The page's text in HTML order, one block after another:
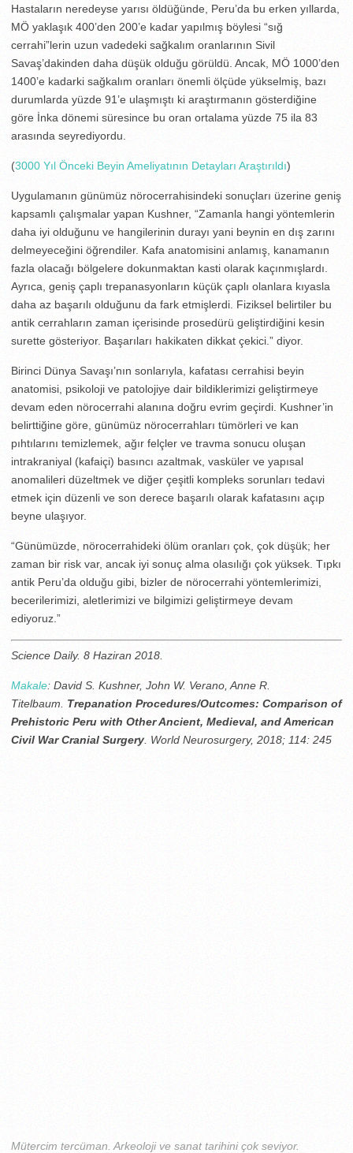
Hastaların neredeyse yarısı öldüğünde, Peru’da bu erken yıllarda,
MÖ yaklaşık 400’den 200’e kadar yapılmış böylesi “sığ
cerrahi”lerin uzun vadedeki sağkalım oranlarının Sivil
Savaş’dakinden daha düşük olduğu görüldü. Ancak, MÖ 1000’den
1400’e kadarki sağkalım oranları önemli ölçüde yükselmiş, bazı
durumlarda yüzde 91’e ulaşmıştı ki araştırmanın gösterdiğine
göre İnka dönemi süresince bu oran ortalama yüzde 75 ila 83
arasında seyrediyordu.
(3000 Yıl Önceki Beyin Ameliyatının Detayları Araştırıldı)
Uygulamanın günümüz nörocerrahisindeki sonuçları üzerine geniş
kapsamlı çalışmalar yapan Kushner, “Zamanla hangi yöntemlerin
daha iyi olduğunu ve hangilerinin durayı yani beynin en dış zarını
delmeyeceğini öğrendiler. Kafa anatomisini anlamış, kanamanın
fazla olacağı bölgelere dokunmaktan kasti olarak kaçınmışlardı.
Ayrıca, geniş çaplı trepanasyonların küçük çaplı olanlara kıyasla
daha az başarılı olduğunu da fark etmişlerdi. Fiziksel belirtiler bu
antik cerrahların zaman içerisinde prosedürü geliştirdiğini kesin
surette gösteriyor. Başarıları hakikaten dikkat çekici.” diyor.
Birinci Dünya Savaşı’nın sonlarıyla, kafatası cerrahisi beyin
anatomisi, psikoloji ve patolojiye dair bildiklerimizi geliştirmeye
devam eden nörocerrahi alanına doğru evrim geçirdi. Kushner’in
belirttiğine göre, günümüz nörocerrahları tümörleri ve kan
pıhtılarını temizlemek, ağır felçler ve travma sonucu oluşan
intrakraniyal (kafaiçi) basıncı azaltmak, vasküler ve yapısal
anomalileri düzeltmek ve diğer çeşitli kompleks sorunları tedavi
etmek için düzenli ve son derece başarılı olarak kafatasını açıp
beyne ulaşıyor.
“Günümüzde, nörocerrahideki ölüm oranları çok, çok düşük; her
zaman bir risk var, ancak iyi sonuç alma olasılığı çok yüksek. Tıpkı
antik Peru’da olduğu gibi, bizler de nörocerrahi yöntemlerimizi,
becerilerimizi, aletlerimizi ve bilgimizi geliştirmeye devam
ediyoruz.”
Science Daily. 8 Haziran 2018.
Makale: David S. Kushner, John W. Verano, Anne R.
Titelbaum. Trepanation Procedures/Outcomes: Comparison of
Prehistoric Peru with Other Ancient, Medieval, and American
Civil War Cranial Surgery. World Neurosurgery, 2018; 114: 245
Mütercim tercüman. Arkeoloji ve sanat tarihini çok seviyor.